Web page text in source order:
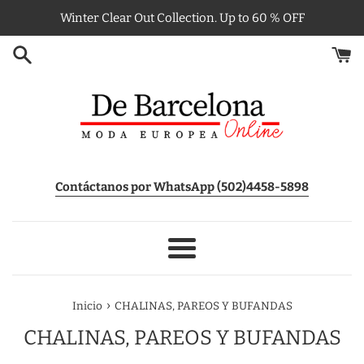
contenido
Winter Clear Out Collection. Up to 60 % OFF
Contáctanos por WhatsApp (502)4458-5898
Más
Inicio › CHALINAS, PAREOS Y BUFANDAS
CHALINAS, PAREOS Y BUFANDAS